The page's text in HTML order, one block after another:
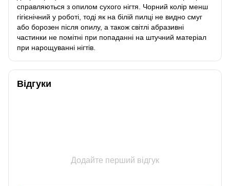
справляються з опилом сухого нігтя. Чорний колір менш
гігієнічний у роботі, тоді як на білій пилці не видно смуг
або борозен після опилу, а також світлі абразивні
частинки не помітні при попаданні на штучний матеріал
при нарощуванні нігтів.
Відгуки
Додайте перший відгук